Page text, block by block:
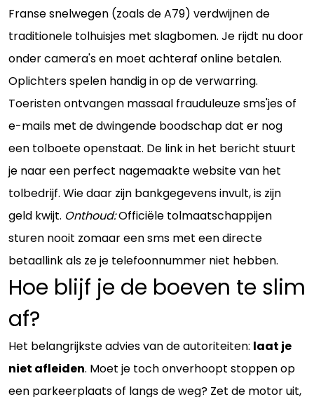
Franse snelwegen (zoals de A79) verdwijnen de
traditionele tolhuisjes met slagbomen. Je rijdt nu door
onder camera's en moet achteraf online betalen.
Oplichters spelen handig in op de verwarring.
Toeristen ontvangen massaal frauduleuze sms'jes of
e-mails met de dwingende boodschap dat er nog
een tolboete openstaat. De link in het bericht stuurt
je naar een perfect nagemaakte website van het
tolbedrijf. Wie daar zijn bankgegevens invult, is zijn
geld kwijt. Onthoud:Officiële tolmaatschappijen
sturen nooit zomaar een sms met een directe
betaallink als ze je telefoonnummer niet hebben.
Hoe blijf je de boeven te slim
af?
Het belangrijkste advies van de autoriteiten: laat je
niet afleiden. Moet je toch onverhoopt stoppen op
een parkeerplaats of langs de weg? Zet de motor uit,